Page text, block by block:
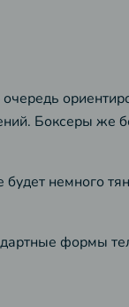
Боксеры же
немного
формы